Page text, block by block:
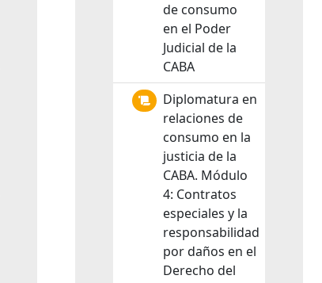
de consumo
en el Poder
Judicial de la
CABA
Diplomatura en
relaciones de
consumo en la
justicia de la
CABA. Módulo
4: Contratos
especiales y la
responsabilidad
por daños en el
Derecho del